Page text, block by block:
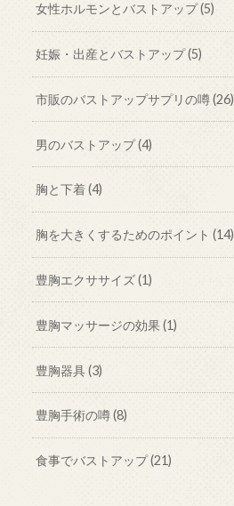
女性ホルモンとバストアップ(5)
妊娠・出産とバストアップ(5)
市販のバストアップサプリの噂(26)
男のバストアップ(4)
胸と下着(4)
胸を大きくするためのポイント(14)
豊胸エクササイズ(1)
豊胸マッサージの効果(1)
豊胸器具(3)
豊胸手術の噂(8)
食事でバストアップ(21)